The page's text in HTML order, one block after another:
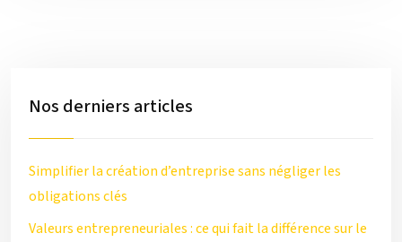
Nos derniers articles
Simplifier la création d’entreprise sans négliger les
obligations clés
Valeurs entrepreneuriales : ce qui fait la différence sur le